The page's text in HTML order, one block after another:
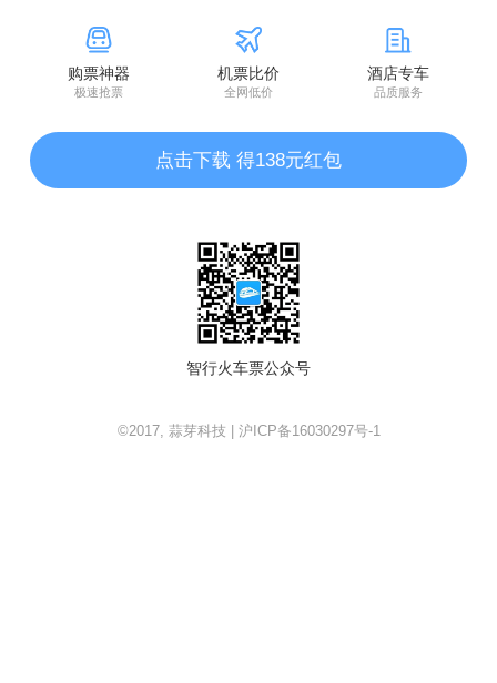
购票神器
极速抢票
机票比价
全网低价
酒店专车
品质服务
点击下载 得138元红包
智行火车票公众号
©2017, 蒜芽科技 | 沪ICP备16030297号-1